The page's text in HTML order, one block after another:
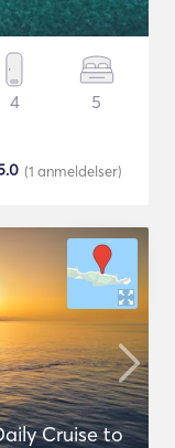
4 5
(1 anmeldelser)
Cruise to